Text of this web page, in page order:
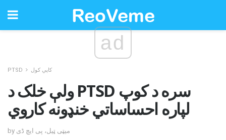
ad
PTSD کاپي کول
ولې خلک د PTSD سره د کوپ
لپاره احساساتي خنډونه کاروي
by میټی ټیل، پی ایچ ڈی